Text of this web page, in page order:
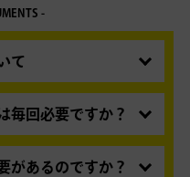
込の場合は、日本郵
なります。
便局によっては不在
る場合がございま
無休）
イページにてご確認いた
-
て
いの住所が記載され
意ください。
書
毎回必要ですか？
のコピーにつきまし
ございません。
があるのですか？